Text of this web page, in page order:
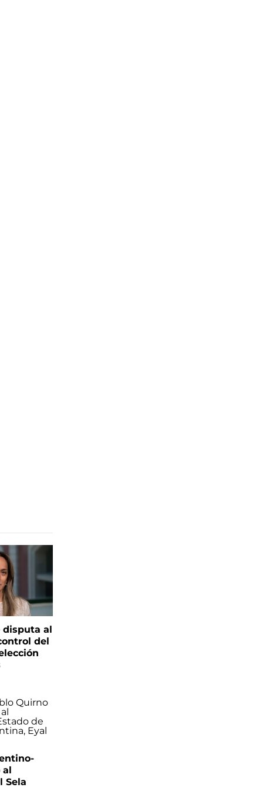
disputa al
del
al
Sela